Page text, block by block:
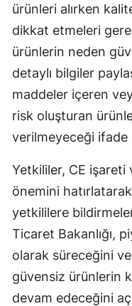
ürünleri alırken
dikkat etmeleri
ürünlerin neden
detaylı bilgiler
maddeler içeren
risk oluşturan
verilmeyeceği ifade
Yetkililer, CE
önemini
yetkililere
Ticaret Bakanlığı,
olarak süreceğini
güvensiz ürünlerin
devam edeceğini